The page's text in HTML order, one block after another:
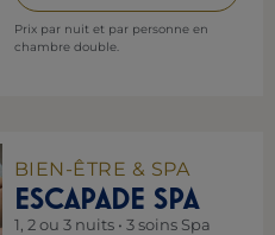
Prix par nuit et par personne en
chambre double.
BIEN-ÊTRE & SPA
ESCAPADE SPA
1, 2 ou 3 nuits • 3 soins Spa